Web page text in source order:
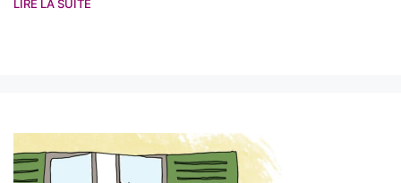
LIRE LA SUITE